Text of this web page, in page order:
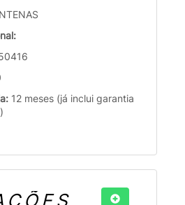
12 meses (já inclui garantia